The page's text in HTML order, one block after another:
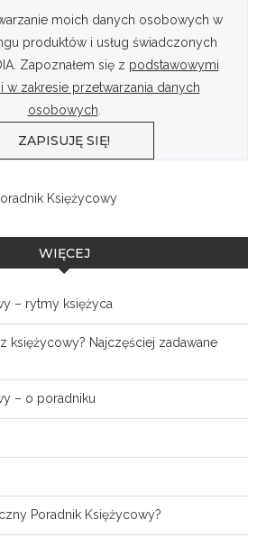
moich danych osobowych w
produktów i usług świadczonych
Zapoznałem się z podstawowymi
w zakresie przetwarzania danych
osobowych
Księżycowy
WIĘCEJ
– rytmy księżyca
księżycowy? Najczęściej zadawane
– o poradniku
Poradnik Księżycowy?